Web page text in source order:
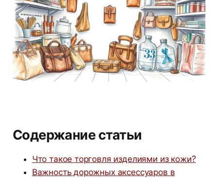
Содержание статьи
Что такое торговля изделиями из кожи?
Важность дорожных аксессуаров в